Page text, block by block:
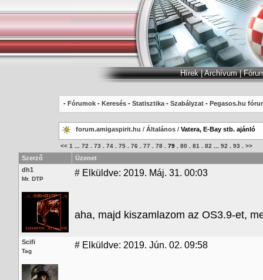
Hírek|Archívum|
- Fórumok - Keresés - Statisztika - Szabályzat - Pegasos.hu
forum.amigaspirit.hu / Általános / Vatera, E-Bay stb. ajánló
<< 1 72 73 74 75 76 77 78 79 80 81 82 92 93 >>
Szerző
Üzenet
dh1
Mr. DTP
# Elküldve: 2019. Máj. 31. 00:03
aha, majd kiszamlazom az OS3.9-et,
Scifi
Tag
# Elküldve: 2019. Jún. 02. 09:58